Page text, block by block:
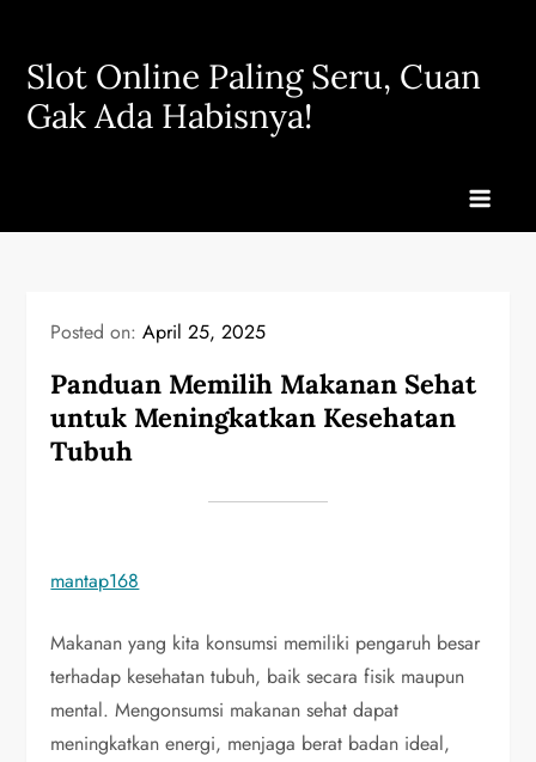
contentSlot Online Paling Seru, Cuan
Gak Ada Habisnya!
Posted on:April 25, 2025
Panduan Memilih Makanan Sehat
untuk Meningkatkan Kesehatan
Tubuh
mantap168
Makanan yang kita konsumsi memiliki pengaruh besar
terhadap kesehatan tubuh, baik secara fisik maupun
mental. Mengonsumsi makanan sehat dapat
meningkatkan energi, menjaga berat badan ideal,